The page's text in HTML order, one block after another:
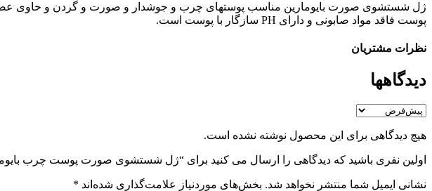
ژل شستشوی صورت بایومارین مناسب پوستهای چرب و جوشدار و صورت و گردن و حاوی
پوست فاقد مواد صابونی و دارای PH سازگار با پوست است.
نظرات مشتریان
دیدگاهها
هیچ دیدگاهی برای این محصول نوشته نشده است.
اولین نفری باشید که دیدگاهی را ارسال می کنید برای “ژل شستشوی صورت پوست چرب
نشانی ایمیل شما منتشر نخواهد شد. بخش‌های موردنیاز علامت‌گذاری شده‌اند *